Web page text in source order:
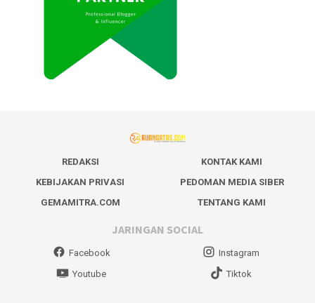
REDAKSI
KONTAK KAMI
KEBIJAKAN PRIVASI
PEDOMAN MEDIA SIBER
GEMAMITRA.COM
TENTANG KAMI
JARINGAN SOCIAL
Facebook
Instagram
Youtube
Tiktok